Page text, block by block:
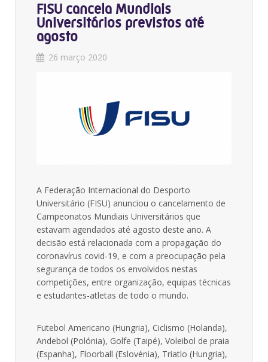
FISU cancela Mundiais
Universitários previstos até
agosto
26 março 2020
A Federação Internacional do Desporto
Universitário (FISU) anunciou o cancelamento de
Campeonatos Mundiais Universitários que
estavam agendados até agosto deste ano. A
decisão está relacionada com a propagação do
coronavírus covid-19, e com a preocupação pela
segurança de todos os envolvidos nestas
competições, entre organização, equipas técnicas
e estudantes-atletas de todo o mundo.
Futebol Americano (Hungria), Ciclismo (Holanda),
Andebol (Polónia), Golfe (Taipé), Voleibol de praia
(Espanha), Floorball (Eslovénia), Triatlo (Hungria),